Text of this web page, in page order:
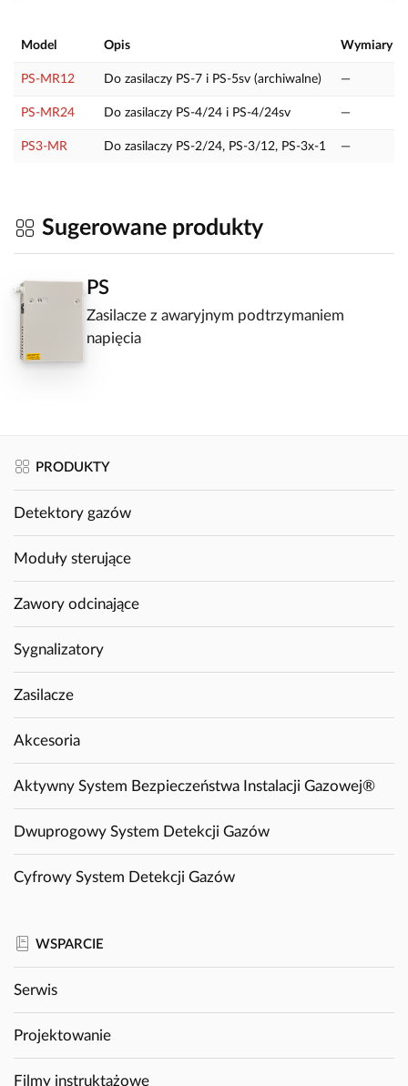
Model Opis Wymiary
PS-MR12 Do zasilaczy PS-7 i PS-5sv (archiwalne) —
PS-MR24 Do zasilaczy PS-4/24 i PS-4/24sv —
PS3-MR Do zasilaczy PS-2/24, PS-3/12, PS-3x-1 —
Sugerowane produkty
PS
Zasilacze z awaryjnym podtrzymaniem
napięcia
PRODUKTY
Detektory gazów
Moduły sterujące
Zawory odcinające
Sygnalizatory
Zasilacze
Akcesoria
Aktywny System Bezpieczeństwa Instalacji Gazowej®
Dwuprogowy System Detekcji Gazów
Cyfrowy System Detekcji Gazów
WSPARCIE
Serwis
Projektowanie
Filmy instruktażowe